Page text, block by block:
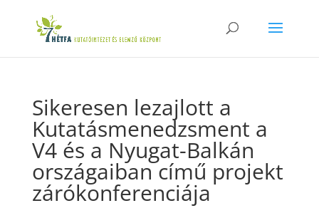
Sikeresen lezajlott a
Kutatásmenedzsment a
V4 és a Nyugat-Balkán
országaiban című projekt
zárókonferenciája